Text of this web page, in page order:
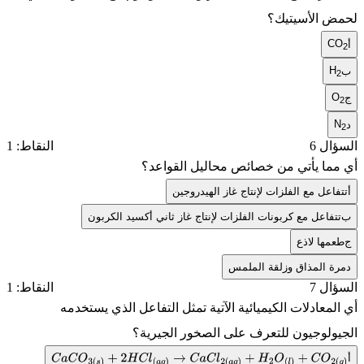
الأسيتيك؟
6
النقاط: 1
يأتي من خصائص محاليل القواعد؟
مع الفلزات لإنتاج غاز الهيدروجين
مع كربونات الفلزات لإنتاج غاز ثاني أكسيد الكربون
لاذع
المذاق وزلقة الملمس
7
النقاط: 1
الكيميائية الآتية تمثل التفاعل الذي يستخدمه
للتعرف على الصخور الجيرية؟